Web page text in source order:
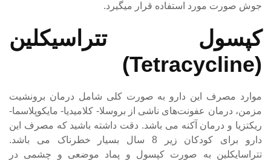
جوش صورت مورد استفاده قرار میگیرد.
کپسول تتراسیکلین
(Tetracycline)
موارد مصرف این دارو به صورت کلی شامل درمان برونشیت
مزمن، درمان عفونت‌های ناشی از بروسلا- کلامیدیا- مایکوپلاسما-
ریکتزیا و درمان آکنه می باشد. دقت داشته باشید که مصرف این
دارو برای کودکان زیر 8 سال بسیار خطرناک می باشد.
تتراسایکلین به صورت کپسول و پماد موضعی و چشمی در